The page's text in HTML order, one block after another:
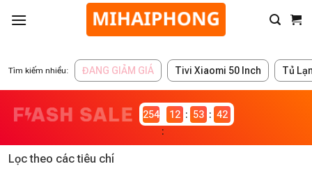
Tìm kiếm nhiều: ĐANG GIẢM GIÁ Tivi Xiaomi 50 Inch Tủ
2546982
12 53 42
Lọc theo các tiêu chí